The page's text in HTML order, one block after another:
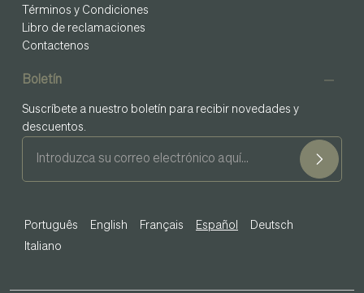
Términos y Condiciones
Libro de reclamaciones
Contactenos
Boletín
Suscríbete a nuestro boletín para recibir novedades y
descuentos.
Português English Français Español
Deutsch
Italiano